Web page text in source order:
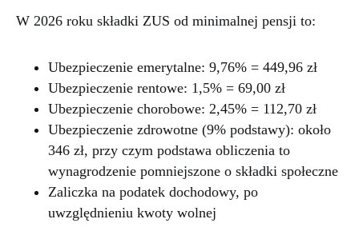
W 2026 roku składki ZUS od minimalnej pensji to:
Ubezpieczenie emerytalne: 9,76% = 449,96 zł
Ubezpieczenie rentowe: 1,5% = 69,00 zł
Ubezpieczenie chorobowe: 2,45% = 112,70 zł
Ubezpieczenie zdrowotne (9% podstawy): około
346 zł, przy czym podstawa obliczenia to
wynagrodzenie pomniejszone o składki społeczne
Zaliczka na podatek dochodowy, po
uwzględnieniu kwoty wolnej